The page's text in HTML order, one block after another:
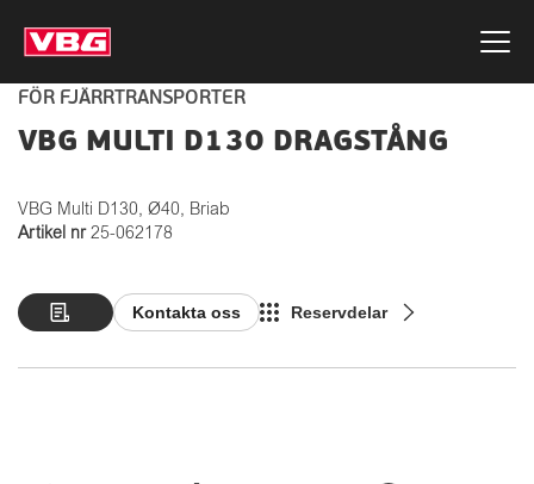
FÖR FJÄRRTRANSPORTER
VBG MULTI D130 DRAGSTÅNG
VBG Multi D130, Ø40, Briab
Artikel nr 25-062178
Kontakta oss Reservdelar